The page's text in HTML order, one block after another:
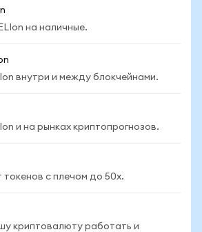
на наличные.
внутри и между блокчейнами.
и на рынках криптопрогнозов.
токенов с плечом до 50x.
криптовалюту работать и